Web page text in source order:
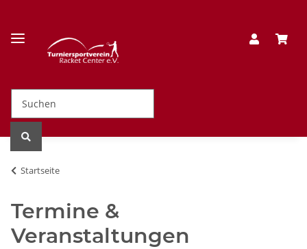
Startseite
Termine &
Veranstaltungen